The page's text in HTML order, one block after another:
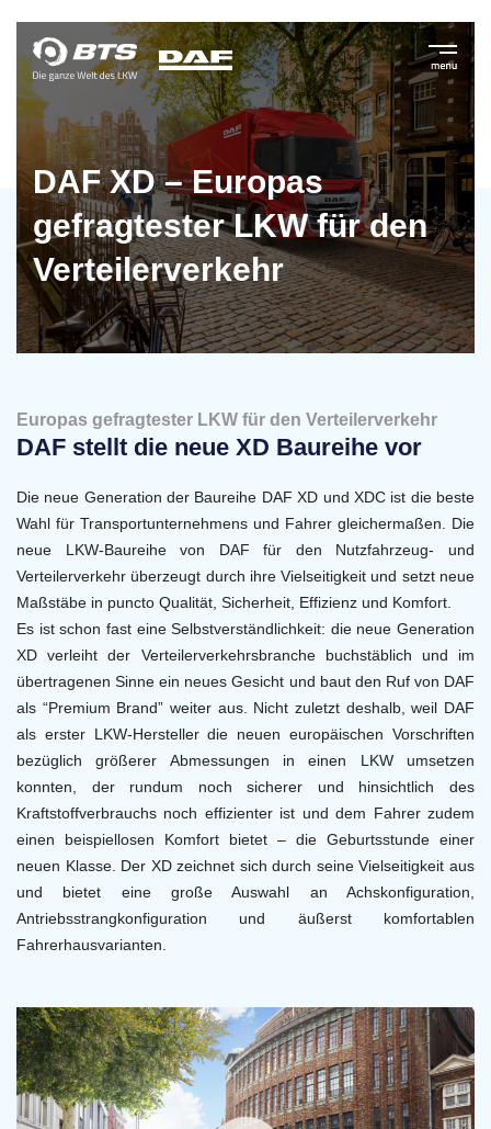
DAF XD – Europas
gefragtester LKW für den
Verteilerverkehr
Europas gefragtester LKW für den Verteilerverkehr
DAF stellt die neue XD Baureihe vor
Die neue Generation der Baureihe DAF XD und XDC ist die beste
Wahl für Transportunternehmens und Fahrer gleichermaßen. Die
neue LKW-Baureihe von DAF für den Nutzfahrzeug- und
Verteilerverkehr überzeugt durch ihre Vielseitigkeit und setzt neue
Maßstäbe in puncto Qualität, Sicherheit, Effizienz und Komfort.
Es ist schon fast eine Selbstverständlichkeit: die neue Generation
XD verleiht der Verteilerverkehrsbranche buchstäblich und im
übertragenen Sinne ein neues Gesicht und baut den Ruf von DAF
als “Premium Brand” weiter aus. Nicht zuletzt deshalb, weil DAF
als erster LKW-Hersteller die neuen europäischen Vorschriften
bezüglich größerer Abmessungen in einen LKW umsetzen
konnten, der rundum noch sicherer und hinsichtlich des
Kraftstoffverbrauchs noch effizienter ist und dem Fahrer zudem
einen beispiellosen Komfort bietet – die Geburtsstunde einer
neuen Klasse. Der XD zeichnet sich durch seine Vielseitigkeit aus
und bietet eine große Auswahl an Achskonfiguration,
Antriebsstrangkonfiguration und äußerst komfortablen
Fahrerhausvarianten.